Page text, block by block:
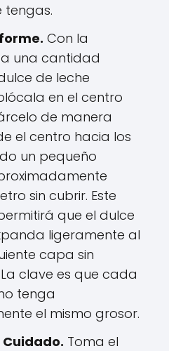
tengas.
Con la
una cantidad
de leche
en el centro
de manera
el centro hacia los
un pequeño
sin cubrir. Este
que el dulce
ligeramente al
capa sin
clave es que cada
tenga
el mismo grosor.
Toma el